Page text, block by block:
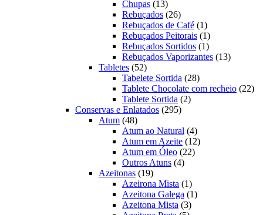
Chupas 1313
produtos
Rebuçados 2626
produtos
Rebuçados de Café 11
produto
Rebuçados Peitorais 11
produto
Rebuçados Sortidos 11
produto
Rebuçados Vaporizantes 1313
Tabletes 5252
produtos
Tabelete Sortida 2828
produtos
Tablete Chocolate com recheio 2222
Tablete Sortida 22
Conservas e Enlatados 295295
Atum 4848
produtos
Atum ao Natural 44
produtos
Atum em Azeite 1212
Atum em Óleo 2222
Outros Atuns 44
Azeitonas 1919
produtos
Azeirona Mista 11
produto
Azeitona Galega 11
Azeitona Mista 33